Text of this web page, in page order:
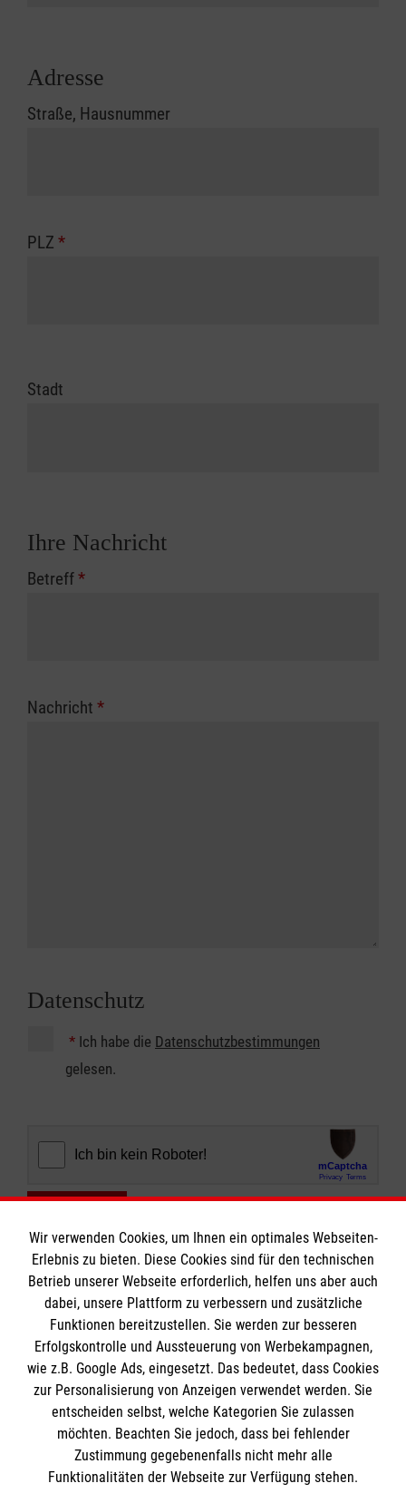
Adresse
Straße, Hausnummer
PLZ *
Stadt
Ihre Nachricht
Betreff*
Nachricht *
Datenschutz
* Ich habe die Datenschutzbestimmungen
gelesen.
Informationen
Impressum
Datenschutz
Barrierefreiheit
Die Malteser
Wir verwenden Cookies, um Ihnen ein optimales Webseiten-
Erlebnis zu bieten. Diese Cookies sind für den technischen
Betrieb unserer Webseite erforderlich, helfen uns aber auch
dabei, unsere Plattform zu verbessern und zusätzliche
Funktionen bereitzustellen. Sie werden zur besseren
Erfolgskontrolle und Aussteuerung von Werbekampagnen,
wie z.B. Google Ads, eingesetzt. Das bedeutet, dass Cookies
zur Personalisierung von Anzeigen verwendet werden. Sie
entscheiden selbst, welche Kategorien Sie zulassen
möchten. Beachten Sie jedoch, dass bei fehlender
Zustimmung gegebenenfalls nicht mehr alle
Funktionalitäten der Webseite zur Verfügung stehen.